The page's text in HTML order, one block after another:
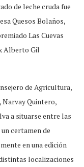
de leche cruda fue
Quesos Bolaños,
Las Cuevas
Alberto Gil
de Agricultura,
Narvay Quintero,
a situarse entre las
certamen de
en una edición
localizaciones